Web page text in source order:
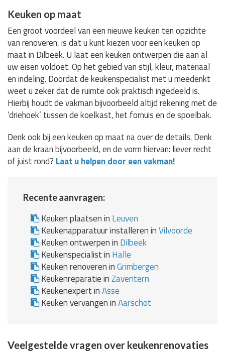
Keuken op maat
Een groot voordeel van een nieuwe keuken ten opzichte
van renoveren, is dat u kunt kiezen voor een keuken op
maat in Dilbeek. U laat een keuken ontwerpen die aan al
uw eisen voldoet. Op het gebied van stijl, kleur, materiaal
en indeling. Doordat de keukenspecialist met u meedenkt
weet u zeker dat de ruimte ook praktisch ingedeeld is.
Hierbij houdt de vakman bijvoorbeeld altijd rekening met de
‘driehoek’ tussen de koelkast, het fornuis en de spoelbak.
Denk ook bij een keuken op maat na over de details. Denk
aan de kraan bijvoorbeeld, en de vorm hiervan: liever recht
of juist rond? Laat u helpen door een vakman!
Recente aanvragen:
Keuken plaatsen in Leuven
Keukenapparatuur installeren inVilvoorde
Keuken ontwerpen in Dilbeek
Keukenspecialist in Halle
Keuken renoveren inGrimbergen
Keukenreparatie inZaventern
Keukenexpert inAsse
Keuken vervangen inAarschot
Veelgestelde vragen over keukenrenovaties